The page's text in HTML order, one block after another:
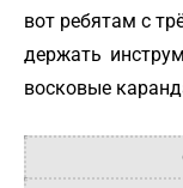
вот ребятам с
держать
восковые